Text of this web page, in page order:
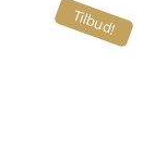
Tilbud!